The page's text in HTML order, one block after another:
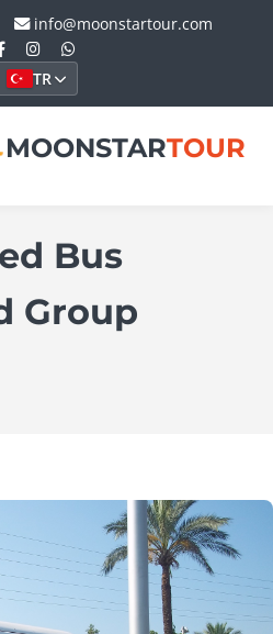
info@moonstartour.com
TR
MOONSTARTOUR
Bus
Group